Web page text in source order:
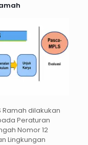
Ramah dilakukan
Peraturan
Nomor 12
Lingkungan